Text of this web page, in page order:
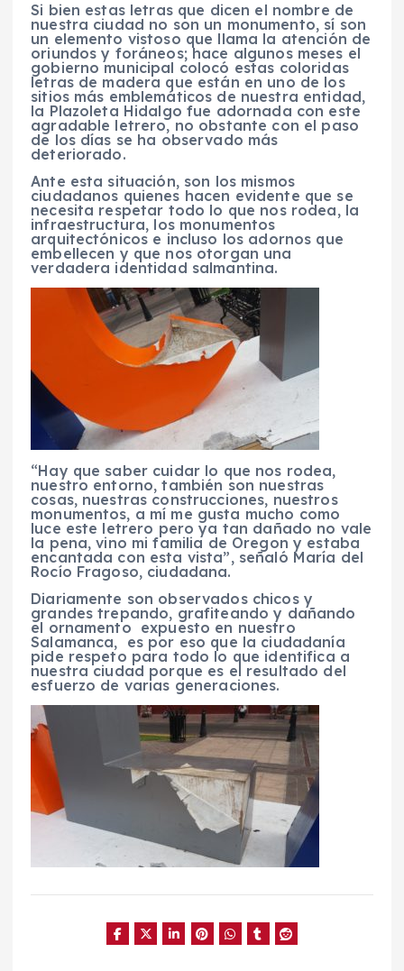
Si bien estas letras que dicen el nombre de
nuestra ciudad no son un monumento, sí son
un elemento vistoso que llama la atención de
oriundos y foráneos; hace algunos meses el
gobierno municipal colocó estas coloridas
letras de madera que están en uno de los
sitios más emblemáticos de nuestra entidad,
la Plazoleta Hidalgo fue adornada con este
agradable letrero, no obstante con el paso
de los días se ha observado más
deteriorado.
Ante esta situación, son los mismos
ciudadanos quienes hacen evidente que se
necesita respetar todo lo que nos rodea, la
infraestructura, los monumentos
arquitectónicos e incluso los adornos que
embellecen y que nos otorgan una
verdadera identidad salmantina.
“Hay que saber cuidar lo que nos rodea,
nuestro entorno, también son nuestras
cosas, nuestras construcciones, nuestros
monumentos, a mí me gusta mucho como
luce este letrero pero ya tan dañado no vale
la pena, vino mi familia de Oregon y estaba
encantada con esta vista”, señaló María del
Rocío Fragoso, ciudadana.
Diariamente son observados chicos y
grandes trepando, grafiteando y dañando
el ornamento expuesto en nuestro
Salamanca, es por eso que la ciudadanía
pide respeto para todo lo que identifica a
nuestra ciudad porque es el resultado del
esfuerzo de varias generaciones.